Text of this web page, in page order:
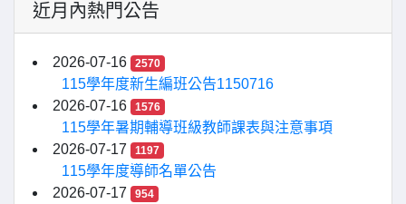
近月內熱門公告
2026-07-16 2570
115學年度新生編班公告1150716
2026-07-16
1576
115學年暑期輔導班級教師課表與注意事項
2026-07-17
1197
115學年度導師名單公告
2026-07-17
954